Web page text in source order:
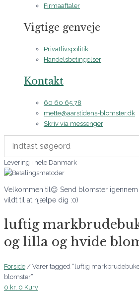
Firmaaftaler
Vigtige genveje
Privatlivspolitik
Handelsbetingelser
Kontakt
60 60 65 78
mette@aarstidens-blomster.dk
Skriv via messenger
Levering i hele Danmark
Velkommen til😊 Send blomster
vildt til at hjælpe dig :0)
luftig
og lilla og hvide
Forside / Varer tagged “luftig
blomster”
0 kr. 0 Kurv